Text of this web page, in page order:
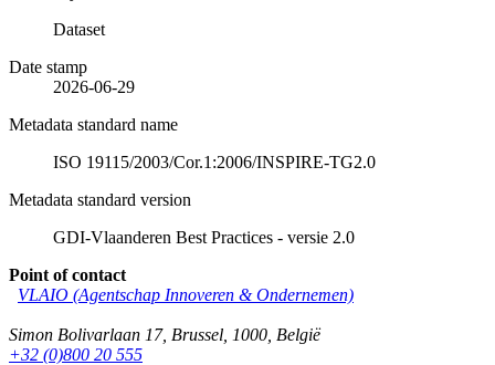
Dataset
Date stamp
2026-06-29
Metadata standard name
ISO 19115/2003/Cor.1:2006/INSPIRE-TG2.0
Metadata standard version
GDI-Vlaanderen Best Practices - versie 2.0
Point of contact
VLAIO (Agentschap Innoveren & Ondernemen)
Simon Bolivarlaan 17, Brussel 1000 België
+32 (0)800 20 555